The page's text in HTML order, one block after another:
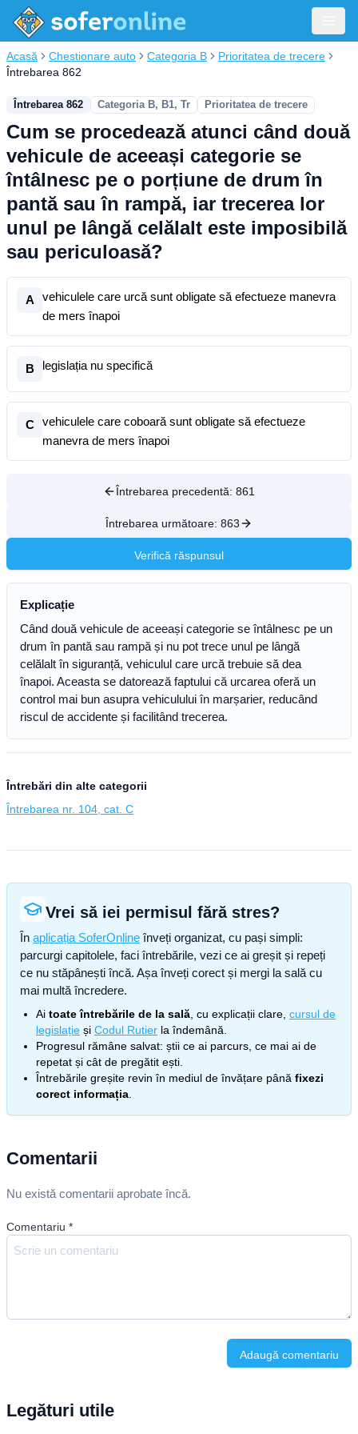
Acasă Chestionare auto Categoria B
Prioritatea de trecere
Întrebarea 862
Întrebarea 862 Categoria B, B1, Tr Prioritatea de trecere
Cum se procedează atunci când două
vehicule de aceeași categorie se
întâlnesc pe o porțiune de drum în
pantă sau în rampă, iar trecerea lor
unul pe lângă celălalt este imposibilă
sau periculoasă?
A
vehiculele care urcă sunt obligate să efectueze manevra
de mers înapoi
B legislația nu specifică
C
vehiculele care coboară sunt obligate să efectueze
manevra de mers înapoi
Întrebarea precedentă: 861
Întrebarea următoare: 863
Verifică răspunsul
Explicație
Când două vehicule de aceeași categorie se întâlnesc pe un
drum în pantă sau rampă și nu pot trece unul pe lângă
celălalt în siguranță, vehiculul care urcă trebuie să dea
înapoi. Aceasta se datorează faptului că urcarea oferă un
control mai bun asupra vehiculului în marșarier, reducând
riscul de accidente și facilitând trecerea.
Întrebări din alte categorii
Întrebarea nr. 104, cat. C
Vrei să iei permisul fără stres?
În aplicația SoferOnline înveți organizat, cu pași simpli:
parcurgi capitolele, faci întrebările, vezi ce ai greșit și repeți
ce nu stăpânești încă. Așa înveți corect și mergi la sală cu
mai multă încredere.
Ai toate întrebările de la sală , cu explicații clare, cursul de
legislație și Codul Rutier la îndemână.
Progresul rămâne salvat: știi ce ai parcurs, ce mai ai de
repetat și cât de pregătit ești.
Întrebările greșite revin în mediul de învățare până fixezi
corect informația
Comentarii
Nu există comentarii aprobate încă.
Comentariu *
Adaugă comentariu
Legături utile